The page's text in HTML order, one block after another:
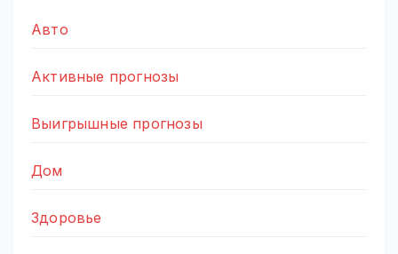
Авто
Активные прогнозы
Выигрышные прогнозы
Дом
Здоровье